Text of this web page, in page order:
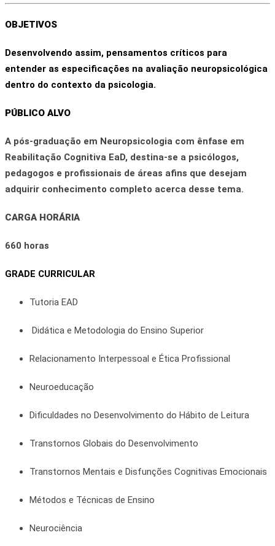
OBJETIVOS
Desenvolvendo assim, pensamentos críticos para
entender as especificações na avaliação neuropsicológica
dentro do contexto da psicologia.
PÚBLICO ALVO
A pós-graduação em Neuropsicologia com ênfase em
Reabilitação Cognitiva EaD, destina-se a psicólogos,
pedagogos e profissionais de áreas afins que desejam
adquirir conhecimento completo acerca desse tema.
CARGA HORÁRIA
660 horas
GRADE CURRICULAR
Tutoria EAD
Didática e Metodologia do Ensino Superior
Relacionamento Interpessoal e Ética Profissional
Neuroeducação
Dificuldades no Desenvolvimento do Hábito de Leitura
Transtornos Globais do Desenvolvimento
Transtornos Mentais e Disfunções Cognitivas Emocionais
Métodos e Técnicas de Ensino
Neurociência